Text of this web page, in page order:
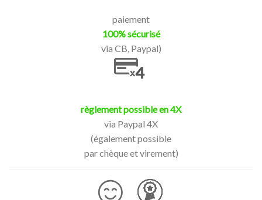
paiement
100% sécurisé
via CB, Paypal)
règlement possible en 4X
via Paypal 4X
(également possible
par chèque et virement)